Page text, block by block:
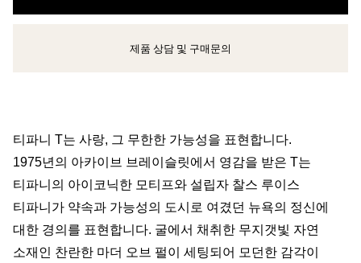
클라이언트 어드바이저에게 문의하거나 예약하세요
제품 상담 및 구매문의
티파니 T는 사랑, 그 무한한 가능성을 표현합니다.
1975년의 아카이브 브레이슬릿에서 영감을 받은 T는
티파니의 아이코닉한 모티프와 설립자 찰스 루이스
티파니가 약속과 가능성의 도시로 여겼던 뉴욕의 정신에
대한 경의를 표현합니다. 굴에서 채취한 무지갯빛 자연
소재인 찬란한 마더 오브 펄이 세팅되어 모던한 감각이